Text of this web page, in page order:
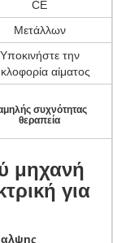
CE
Μετάλλων
Υποκινήστε την
αίματος
συχνότητας
θεραπεία
μηχανή
για